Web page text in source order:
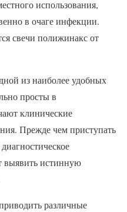
использования,
в очаге инфекции.
свечи полижинакс от
из наиболее удобных
просты в
клинические
Прежде чем приступать
выявить истинную
различные